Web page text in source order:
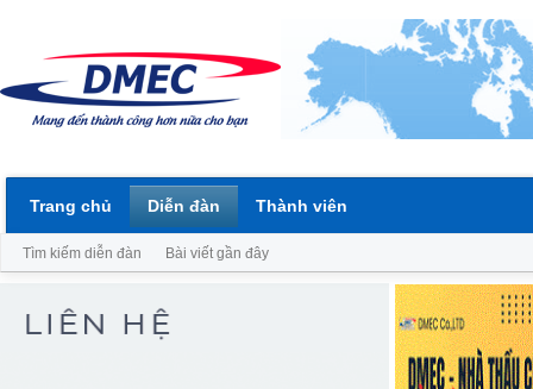
Trang chủ Diễn đàn
Tìm kiếm diễn đàn Bài viết gần đây
Thành viên